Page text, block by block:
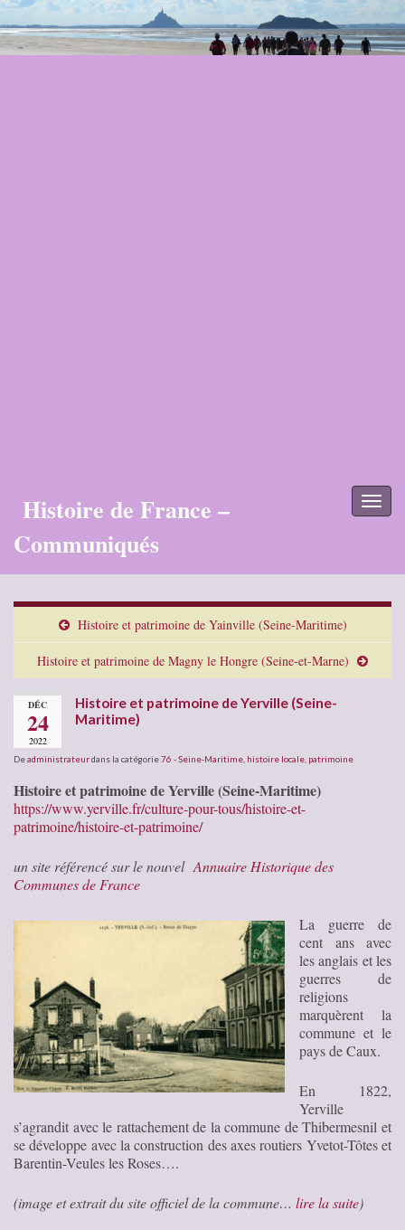
Histoire de France –
Communiqués
Histoire et patrimoine de Yainville (Seine-Maritime)
Histoire et patrimoine de Magny le Hongre (Seine-et-Marne)
DÉC
24
2022
Histoire et patrimoine de Yerville (Seine-
Maritime)
Deadministrateurdans la catégorie76 - Seine-Maritime histoire locale patrimoine
Histoire et patrimoine de Yerville (Seine-Maritime)
https://www.yerville.fr/culture-pour-tous/histoire-et-
patrimoine/histoire-et-patrimoine/
un site référencé sur le nouvel Annuaire Historique des
Communes de France
La guerre de
cent ans avec
les anglais et les
guerres de
religions
marquèrent la
commune et le
pays de Caux.
En 1822,
Yerville
s’agrandit avec le rattachement de la commune de Thibermesnil et
se développe avec la construction des axes routiers Yvetot-Tôtes et
Barentin-Veules les Roses….
(image et extrait du site officiel de la commune… lire la suite)